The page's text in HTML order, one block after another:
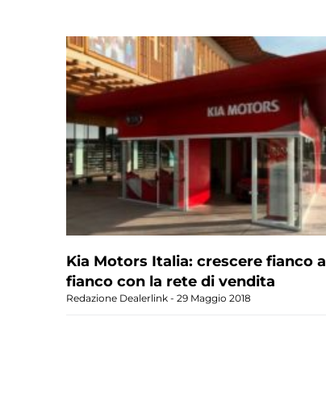
Kia Motors Italia: crescere fianco a
fianco con la rete di vendita
Redazione Dealerlink 29 Maggio 2018